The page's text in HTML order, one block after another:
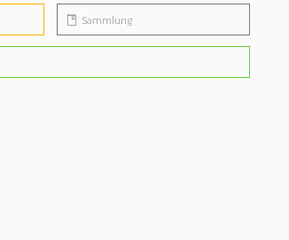
Sammlung